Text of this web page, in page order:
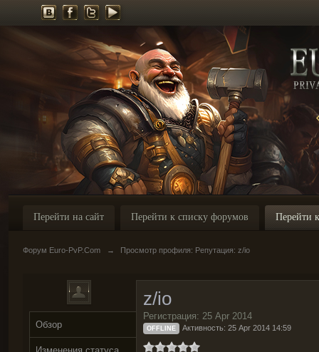
Перейти на сайт Перейти к списку форумов Перейти
Форум Euro-PvP.Com → Просмотр профиля: Репутация: z/io
Обзор
z/io
Регистрация: 25 Apr 2014
OFFLINE Активность: 25 Apr 2014 14:59